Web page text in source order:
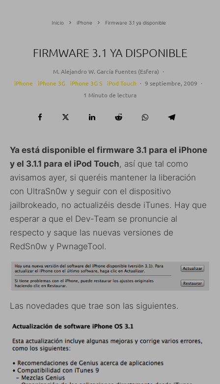
Inicio iPhone Firmware 3.1 ya disponible
FIRMWARE 3.1 YA DISPONIBLE
M. Alejandro W. García Fuentes (Esfera) ·
iPhone
iPhone 3G iPhone 3G S iPod Touch · 9 septiembre, 2009 ·
1 Minuto de lectura
Ya está disponible el firmware 3.1 para el iPhone
y el 3.1.1 para el iPod Touch, así que tal como
avisamos ayer, si queréis mantener la liberación
con UltraSn0w y seguir con el dispositivo
jailbrokeado, no actualizéis desde iTunes. Hay que
esperar a que el Dev-Team se pronuncie al
respecto y saque las nuevas versiones de
RedSn0w y PwnageTool.
Las novedades que trae son las siguientes.